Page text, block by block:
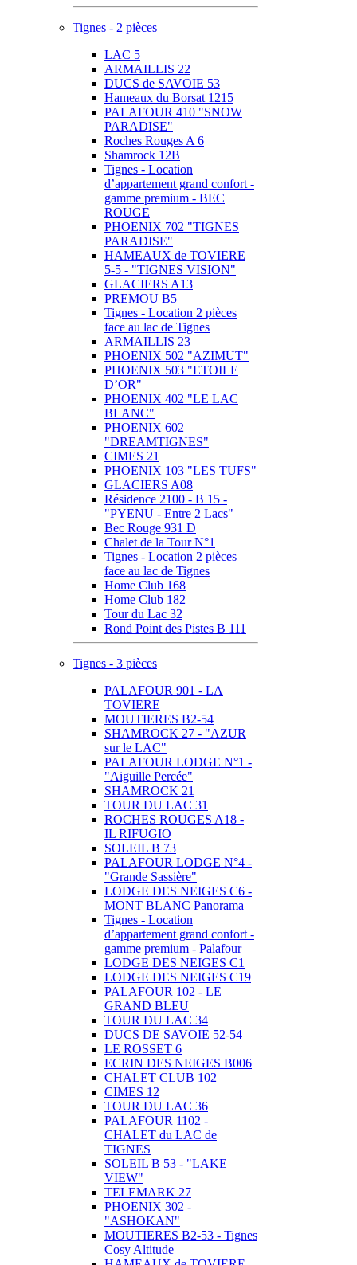
Tignes - 2 pièces
LAC 5
ARMAILLIS 22
DUCS de SAVOIE 53
Hameaux du Borsat 1215
PALAFOUR 410 "SNOW
PARADISE"
Roches Rouges A 6
Shamrock 12B
Tignes - Location
d’appartement grand confort -
gamme premium - BEC
ROUGE
PHOENIX 702 "TIGNES
PARADISE"
HAMEAUX de TOVIERE
5-5 - "TIGNES VISION"
GLACIERS A13
PREMOU B5
Tignes - Location 2 pièces
face au lac de Tignes
ARMAILLIS 23
PHOENIX 502 "AZIMUT"
PHOENIX 503 "ETOILE
D’OR"
PHOENIX 402 "LE LAC
BLANC"
PHOENIX 602
"DREAMTIGNES"
CIMES 21
PHOENIX 103 "LES TUFS"
GLACIERS A08
Résidence 2100 - B 15 -
"PYENU - Entre 2 Lacs"
Bec Rouge 931 D
Chalet de la Tour N°1
Tignes - Location 2 pièces
face au lac de Tignes
Home Club 168
Home Club 182
Tour du Lac 32
Rond Point des Pistes B 111
Tignes - 3 pièces
PALAFOUR 901 - LA
TOVIERE
MOUTIERES B2-54
SHAMROCK 27 - "AZUR
sur le LAC"
PALAFOUR LODGE N°1 -
"Aiguille Percée"
SHAMROCK 21
TOUR DU LAC 31
ROCHES ROUGES A18 -
IL RIFUGIO
SOLEIL B 73
PALAFOUR LODGE N°4 -
"Grande Sassière"
LODGE DES NEIGES C6 -
MONT BLANC Panorama
Tignes - Location
d’appartement grand confort -
gamme premium - Palafour
LODGE DES NEIGES C1
LODGE DES NEIGES C19
PALAFOUR 102 - LE
GRAND BLEU
TOUR DU LAC 34
DUCS DE SAVOIE 52-54
LE ROSSET 6
ECRIN DES NEIGES B006
CHALET CLUB 102
CIMES 12
TOUR DU LAC 36
PALAFOUR 1102 -
CHALET du LAC de
TIGNES
SOLEIL B 53 - "LAKE
VIEW"
TELEMARK 27
PHOENIX 302 -
"ASHOKAN"
MOUTIERES B2-53 - Tignes
Cosy Altitude